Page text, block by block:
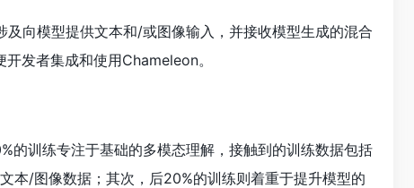
向模型提供文本和/或图像输入，并接收模型生成的混合
发者集成和使用Chameleon。
的训练专注于基础的多模态理解，接触到的训练数据包括
本/图像数据；其次，后20%的训练则着重于提升模型的